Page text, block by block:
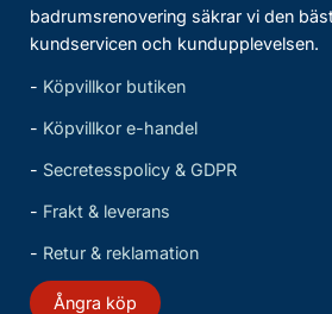
badrumsrenovering säkrar vi den
kundservicen och kundupplevelsen.
- Köpvillkor butiken
- Köpvillkor e-handel
- Secretesspolicy & GDPR
- Frakt & leverans
- Retur & reklamation
Ångra köp